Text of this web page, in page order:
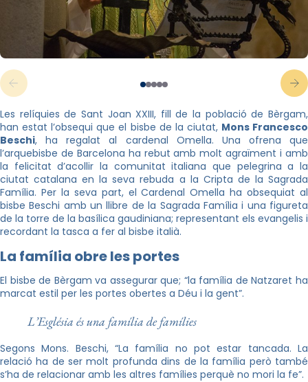
Les relíquies de Sant Joan XXIII, fill de la població de Bèrgam,
han estat l’obsequi que el bisbe de la ciutat, Mons Francesco
Beschi, ha regalat al cardenal Omella. Una ofrena que
l’arquebisbe de Barcelona ha rebut amb molt agraïment i amb
la felicitat d’acollir la comunitat italiana que pelegrina a la
ciutat catalana en la seva rebuda a la Cripta de la Sagrada
Família. Per la seva part, el Cardenal Omella ha obsequiat al
bisbe Beschi amb un llibre de la Sagrada Família i una figureta
de la torre de la basílica gaudiniana; representant els evangelis i
recordant la tasca a fer al bisbe italià.
La família obre les portes
El bisbe de Bèrgam va assegurar que; “la família de Natzaret ha
marcat estil per les portes obertes a Déu i la gent”.
L’Església és una família de famílies
Segons Mons. Beschi, “La família no pot estar tancada. La
relació ha de ser molt profunda dins de la família però també
s’ha de relacionar amb les altres famílies perquè no mori la fe”.